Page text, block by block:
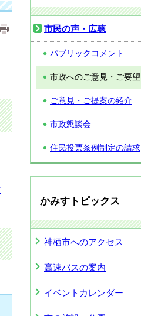
市民の声・広聴
パブリックコメント
市政へのご意見・ご要望
ご意見・ご提案の紹介
市政懇談会
住民投票条例制定の請求
かみすトピックス
神栖市へのアクセス
高速バスの案内
イベントカレンダー